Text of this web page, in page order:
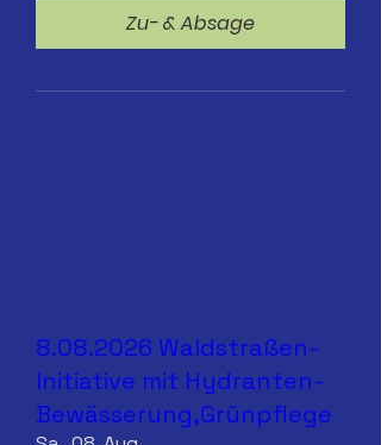
Zu- & Absage
8.08.2026 Waldstraßen-
Initiative mit Hydranten-
Bewässerung,Grünpflege